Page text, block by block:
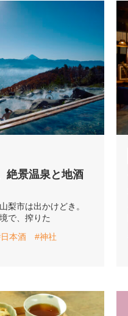
絶景温泉と地酒
梨市は出かけどき。
で、搾りた
本酒
#神社